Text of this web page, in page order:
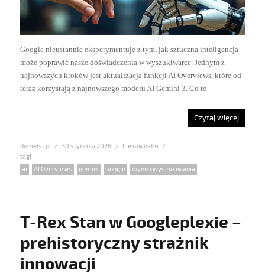
Google nieustannie eksperymentuje z tym, jak sztuczna inteligencja
może poprawić nasze doświadczenia w wyszukiwarce. Jednym z
najnowszych kroków jest aktualizacja funkcji AI Overviews, które od
teraz korzystają z najnowszego modelu AI Gemini 3. Co to
Czytaj więcej
domena.pl
Posted
30 stycznia 2026 Categories
Ciekawostki
Tags
ai AI Overviews gemini Google wyniki wyszukiwania
T-Rex Stan w Googleplexie –
prehistoryczny strażnik
innowacji